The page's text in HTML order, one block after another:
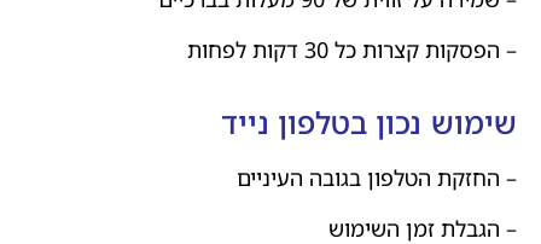
– הפסקות קצרות כל 30 דקות לפחות
שימוש נכון בטלפון נייד
– החזקת הטלפון בגובה העיניים
– הגבלת זמן השימוש